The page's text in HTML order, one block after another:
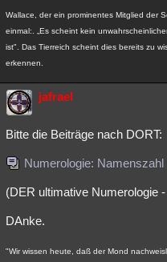
Wallace, der ein prominentes Mitglied der
einmal:. „Es scheint kein
ist". Das Tierreich scheint dies bereits zu
erkennen.
jafrael
Bitte die Beiträge nach DORT:
Numerologie: Namenszahl
(DER ultimative Numerologie
DAnke.
"Wir wissen heute, daß der Mond